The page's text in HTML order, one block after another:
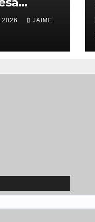
hace 30
2026 JAIME